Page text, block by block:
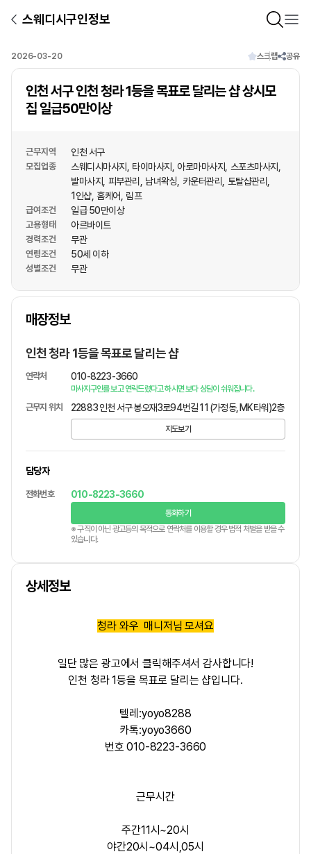
스웨디시구인정보
2026-03-20 스크랩 공유
인천 서구 인천 청라 1등을 목표로 달리는 샵 상시모
집 일급50만이상
근무지역 인천 서구
모집업종 스웨디시마사지 타이마사지 아로마마사지
스포츠마사지
발마사지
피부관리 남녀왁싱 카운터관리
토탈샵관리
1인샵 홈케어 림프
급여조건 일급 50만이상
고용형태 아르바이트
경력조건 무관
연령조건 50세 이하
성별조건 무관
매장정보
상호명
인천 청라 1등을 목표로 달리는 샵
연락처 010-8223-3660
마사지구인를 보고 연락드렸다고 하시면 보다 상담이 쉬워집니다.
근무지 위치 22883 인천 서구 봉오재3로94번길 11 (가정동, MK타워)2층
지도보기
담당자
전화번호 010-8223-3660
통화하기
※ 구직이 아닌 광고등의 목적으로 연락처를 이용할 경우 법적 처벌을 받을 수
있습니다.
상세정보
청라 와우 매니저님 모셔요
일단 많은 광고에서 클릭해주셔서 감사합니다!
인천 청라 1등을 목표로 달리는 샵입니다.
텔레:yoyo8288
카톡:yoyo3660
번호 010-8223-3660
근무시간
주간11시~20시
야간20시~04시,05시